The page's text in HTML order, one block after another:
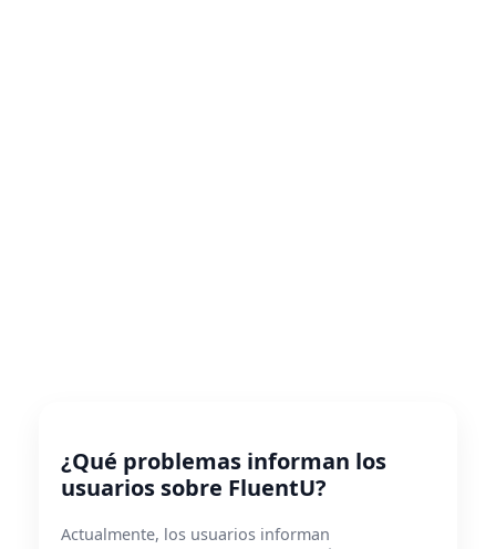
¿Qué problemas informan los
usuarios sobre FluentU?
Actualmente, los usuarios informan